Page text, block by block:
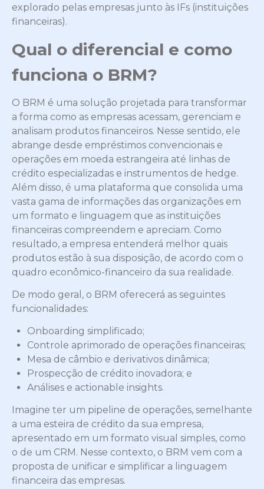
explorado pelas empresas junto às IFs (instituições
financeiras).
Qual o diferencial e como
funciona o BRM?
O BRM é uma solução projetada para transformar
a forma como as empresas acessam, gerenciam e
analisam produtos financeiros. Nesse sentido, ele
abrange desde empréstimos convencionais e
operações em moeda estrangeira até linhas de
crédito especializadas e instrumentos de hedge.
Além disso, é uma plataforma que consolida uma
vasta gama de informações das organizações em
um formato e linguagem que as instituições
financeiras compreendem e apreciam. Como
resultado, a empresa entenderá melhor quais
produtos estão à sua disposição, de acordo com o
quadro econômico-financeiro da sua realidade.
De modo geral, o BRM oferecerá as seguintes
funcionalidades:
Onboarding simplificado;
Controle aprimorado de operações financeiras;
Mesa de câmbio e derivativos dinâmica;
Prospecção de crédito inovadora; e
Análises e actionable insights.
Imagine ter um pipeline de operações, semelhante
a uma esteira de crédito da sua empresa,
apresentado em um formato visual simples, como
o de um CRM. Nesse contexto, o BRM vem com a
proposta de unificar e simplificar a linguagem
financeira das empresas.